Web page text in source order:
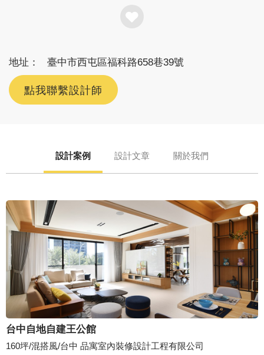
地址： 臺中市西屯區福科路658巷39號
點我聯繫設計師
設計案例 設計文章 關於我們
台中自地自建王公館
160坪/混搭風/台中 品寓室內裝修設計工程有限公司